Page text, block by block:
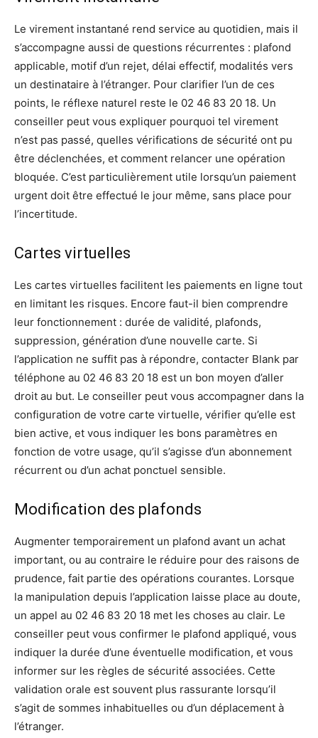
Le virement instantané rend service au quotidien, mais il
s’accompagne aussi de questions récurrentes : plafond
applicable, motif d’un rejet, délai effectif, modalités vers
un destinataire à l’étranger. Pour clarifier l’un de ces
points, le réflexe naturel reste le 02 46 83 20 18. Un
conseiller peut vous expliquer pourquoi tel virement
n’est pas passé, quelles vérifications de sécurité ont pu
être déclenchées, et comment relancer une opération
bloquée. C’est particulièrement utile lorsqu’un paiement
urgent doit être effectué le jour même, sans place pour
l’incertitude.
Cartes virtuelles
Les cartes virtuelles facilitent les paiements en ligne tout
en limitant les risques. Encore faut-il bien comprendre
leur fonctionnement : durée de validité, plafonds,
suppression, génération d’une nouvelle carte. Si
l’application ne suffit pas à répondre, contacter Blank par
téléphone au 02 46 83 20 18 est un bon moyen d’aller
droit au but. Le conseiller peut vous accompagner dans la
configuration de votre carte virtuelle, vérifier qu’elle est
bien active, et vous indiquer les bons paramètres en
fonction de votre usage, qu’il s’agisse d’un abonnement
récurrent ou d’un achat ponctuel sensible.
Modification des plafonds
Augmenter temporairement un plafond avant un achat
important, ou au contraire le réduire pour des raisons de
prudence, fait partie des opérations courantes. Lorsque
la manipulation depuis l’application laisse place au doute,
un appel au 02 46 83 20 18 met les choses au clair. Le
conseiller peut vous confirmer le plafond appliqué, vous
indiquer la durée d’une éventuelle modification, et vous
informer sur les règles de sécurité associées. Cette
validation orale est souvent plus rassurante lorsqu’il
s’agit de sommes inhabituelles ou d’un déplacement à
l’étranger.